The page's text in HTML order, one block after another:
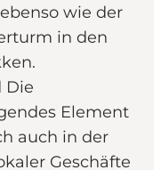
wie der
in den
Die
Element
auch in der
Geschäfte